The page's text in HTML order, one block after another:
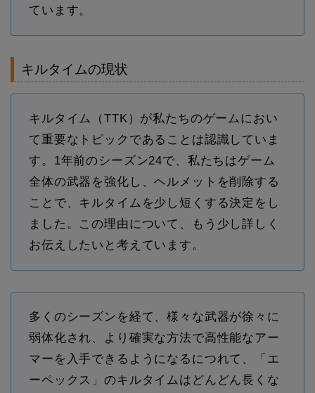
ています。
キルタイムの現状
キルタイム（TTK）が私たちのゲームにおい
て重要なトピックであることは認識していま
す。1年前のシーズン24で、私たちはゲーム
全体の武器を強化し、ヘルメットを削除する
ことで、キルタイムを少し短くする決定をし
ました。この理由について、もう少し詳しく
お伝えしたいと考えています。
多くのシーズンを経て、様々な武器が徐々に
弱体化され、より確実な方法で高性能なアー
マーを入手できるようになるにつれて、「エ
ーペックス」のキルタイムはどんどん長くな